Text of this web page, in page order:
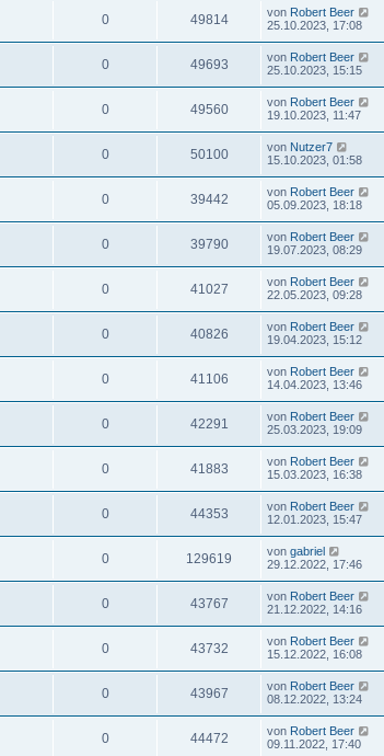
0 49814 von Robert Beer
25.10.2023, 17:08
0 49693 von Robert Beer
25.10.2023, 15:15
0 49560 von Robert Beer
19.10.2023, 11:47
0 50100 von Nutzer7
15.10.2023, 01:58
0 39442 von Robert Beer
05.09.2023, 18:18
0 39790 von Robert Beer
19.07.2023, 08:29
0 41027 von Robert Beer
22.05.2023, 09:28
0 40826 von Robert Beer
19.04.2023, 15:12
0 41106 von Robert Beer
14.04.2023, 13:46
0 42291 von Robert Beer
25.03.2023, 19:09
0 41883 von Robert Beer
15.03.2023, 16:38
0 44353 von Robert Beer
12.01.2023, 15:47
0 129619 von gabriel
29.12.2022, 17:46
0 43767 von Robert Beer
21.12.2022, 14:16
0 43732 von Robert Beer
15.12.2022, 16:08
0 43967 von Robert Beer
08.12.2022, 13:24
0 44472 von Robert Beer
09.11.2022, 17:40